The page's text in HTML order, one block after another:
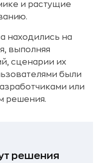
и растущие
находились на
выполняя
сценарии их
были
или
решения.
решения